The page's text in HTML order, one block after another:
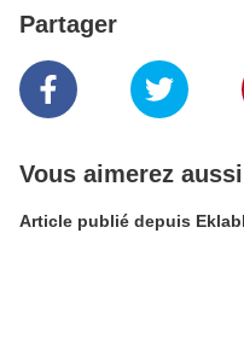
Partager
Vous aimerez aussi
Article publié